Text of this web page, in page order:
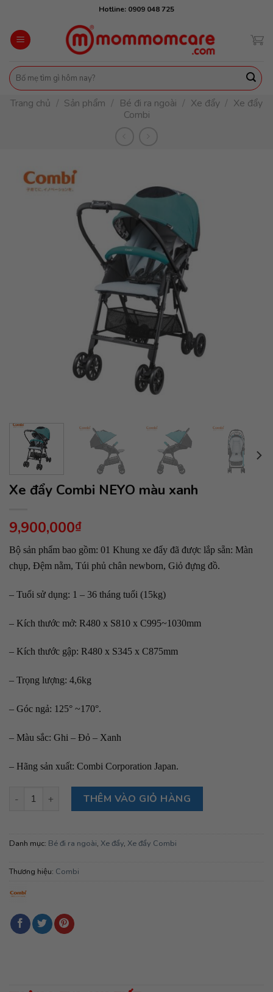
content
Hotline: 0909 048 725
Tìm
kiếm:
Trang chủ / Sản phẩm / Bé đi ra ngoài / Xe đẩy / Xe đẩy
Combi
Xe đẩy Combi NEYO màu xanh
9,900,000₫
Bộ sản phẩm bao gồm: 01 Khung xe đẩy đã được lắp sẵn: Màn
chụp, Đệm nằm, Túi phủ chân newborn, Giỏ đựng đồ.
– Tuổi sử dụng: 1 – 36 tháng tuổi (15kg)
– Kích thước mở: R480 x S810 x C995~1030mm
– Kích thước gập: R480 x S345 x C875mm
– Trọng lượng: 4,6kg
– Góc ngả: 125° ~170°.
– Màu sắc: Ghi – Đỏ – Xanh
– Hãng sản xuất: Combi Corporation Japan.
Xe đẩy Combi NEYO màu xanh số lượng
THÊM VÀO GIỎ HÀNG
Danh mục: Bé đi ra ngoài, Xe đẩy, Xe đẩy Combi
Thương hiệu: Combi